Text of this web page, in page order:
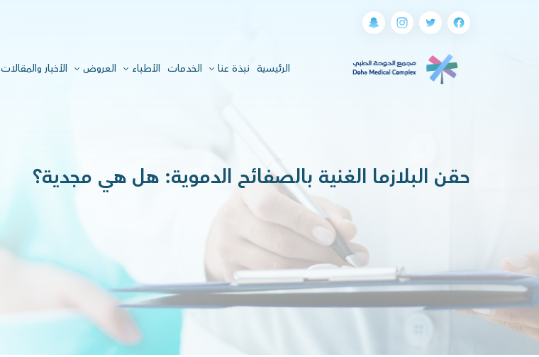
الرئيسية(current) نبذة عنا الخدمات الأطباء العروض الأخبار والمقالات
حقن البلازما الغنية بالصفائح الدموية: هل هي مجدية؟